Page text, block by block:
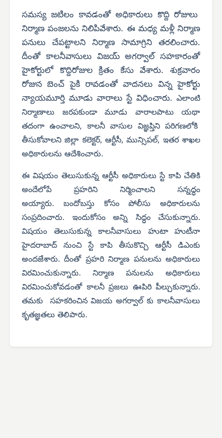
సమస్య జటిలం కావడంతో అధికారులు కొద్ది రోజులు
నిర్మాణ పంజలను నిలిపివేశారు. ఈ మధ్య మళ్లీ నిర్మాణ
పనులు చేపట్టాలని నిర్మాణ సామాగ్రిని తరలించారు.
దీంతో కాలనీవాసులు విజయ్ అగర్వాల్ సహకారంతో
హైకోర్టులో కొద్దిరోజుల క్రితం కేసు వేశారు. శుక్రవారం
రోజున బెంచ్ పైకి రావడంతో వాదనలు విన్న హైకోర్టు
న్యాయమూర్తి మూడు వారాలు స్టే విధించారు. ఎలాంటి
నిర్మాణాలు జరపకుండా మూడు వారాలపాటు యథా
తదంగా ఉంచాలని, కాలనీ వాసుల విజ్ఞప్తిని పరిగణలోకి
తీసుకోవాలని జిల్లా కలెక్టర్, ఆర్టీసీ, మున్సిపల్, ఇతర శాఖల
అధికారులను ఆదేశించారు.
ఈ విషయం తెలుసుకున్న ఆర్టీసీ అధికారులు స్టే కాపి చేతికి
అందేలోపే ప్రహరిని నిర్మించాలని సన్నద్ధం
అయ్యారు. బందోబస్తు కోసం పోలీసు అధికారులను
సంప్రదించారు. ఇందుకోసం అన్ని సిద్ధం చేసుకున్నారు.
విషయం తెలుసుకున్న కాలనీవాసులు హుటా హుటీనా
హైదరాబాద్ నుంచి స్టే కాపి తీసుకొచ్చి ఆర్టీసీ డిఎంకు
అందజేశారు. దీంతో ప్రహరి నిర్మాణ పనులను అధికారులు
విరమించుకున్నారు. నిర్మాణ పనులను అధికారులు
విరమించుకోవడంతో కాలనీ ప్రజలు ఊపిరి పీల్చుకున్నారు.
తమకు సహకరించిన విజయ అగర్వాల్ కు కాలనీవాసులు
కృతజ్ఞతలు తెలిపారు.